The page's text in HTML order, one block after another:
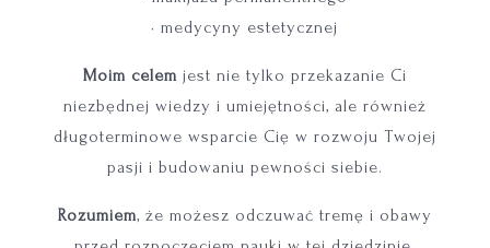
• medycyny estetycznej
Moim celem jest nie tylko przekazanie Ci
niezbędnej wiedzy i umiejętności, ale również
długoterminowe wsparcie Cię w rozwoju Twojej
pasji i budowaniu pewności siebie.
Rozumiem, że możesz odczuwać tremę i obawy